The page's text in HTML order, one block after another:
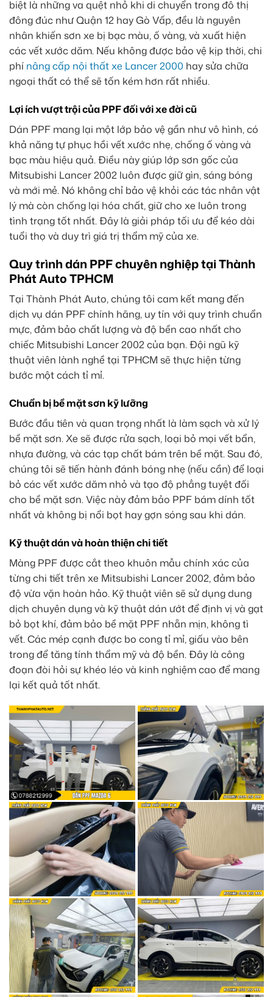
biệt là những va quệt nhỏ khi di chuyển trong đô thị
đông đúc như Quận 12 hay Gò Vấp, đều là nguyên
nhân khiến sơn xe bị bạc màu, ố vàng, và xuất hiện
các vết xước dăm. Nếu không được bảo vệ kịp thời, chi
phí nâng cấp nội thất xe Lancer 2000 hay sửa chữa
ngoại thất có thể sẽ tốn kém hơn rất nhiều.
Lợi ích vượt trội của PPF đối với xe đời cũ
Dán PPF mang lại một lớp bảo vệ gần như vô hình, có
khả năng tự phục hồi vết xước nhẹ, chống ố vàng và
bạc màu hiệu quả. Điều này giúp lớp sơn gốc của
Mitsubishi Lancer 2002 luôn được giữ gìn, sáng bóng
và mới mẻ. Nó không chỉ bảo vệ khỏi các tác nhân vật
lý mà còn chống lại hóa chất, giữ cho xe luôn trong
tình trạng tốt nhất. Đây là giải pháp tối ưu để kéo dài
tuổi thọ và duy trì giá trị thẩm mỹ của xe.
Quy trình dán PPF chuyên nghiệp tại Thành
Phát Auto TPHCM
Tại Thành Phát Auto, chúng tôi cam kết mang đến
dịch vụ dán PPF chính hãng, uy tín với quy trình chuẩn
mực, đảm bảo chất lượng và độ bền cao nhất cho
chiếc Mitsubishi Lancer 2002 của bạn. Đội ngũ kỹ
thuật viên lành nghề tại TPHCM sẽ thực hiện từng
bước một cách tỉ mỉ.
Chuẩn bị bề mặt sơn kỹ lưỡng
Bước đầu tiên và quan trọng nhất là làm sạch và xử lý
bề mặt sơn. Xe sẽ được rửa sạch, loại bỏ mọi vết bẩn,
nhựa đường, và các tạp chất bám trên bề mặt. Sau đó,
chúng tôi sẽ tiến hành đánh bóng nhẹ (nếu cần) để loại
bỏ các vết xước dăm nhỏ và tạo độ phẳng tuyệt đối
cho bề mặt sơn. Việc này đảm bảo PPF bám dính tốt
nhất và không bị nổi bọt hay gợn sóng sau khi dán.
Kỹ thuật dán và hoàn thiện chi tiết
Màng PPF được cắt theo khuôn mẫu chính xác của
từng chi tiết trên xe Mitsubishi Lancer 2002, đảm bảo
độ vừa vặn hoàn hảo. Kỹ thuật viên sẽ sử dụng dung
dịch chuyên dụng và kỹ thuật dán ướt để định vị và gạt
bỏ bọt khí, đảm bảo bề mặt PPF nhẵn mịn, không tì
vết. Các mép cạnh được bo cong tỉ mỉ, giấu vào bên
trong để tăng tính thẩm mỹ và độ bền. Đây là công
đoạn đòi hỏi sự khéo léo và kinh nghiệm cao để mang
lại kết quả tốt nhất.